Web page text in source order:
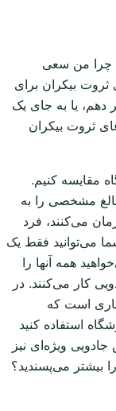
چرا من سعی
بیکران برای
دهم، یا به جای یک
ثروت بیکران
مقایسه کنیم.
مشخصی را به
می‌کنند، فرد
می‌توانید فقط یک
همه آنها را
کار می‌کنند. در
است که
استفاده کنید
ویژه‌ای نیز
بیشتر می‌پسندید؟